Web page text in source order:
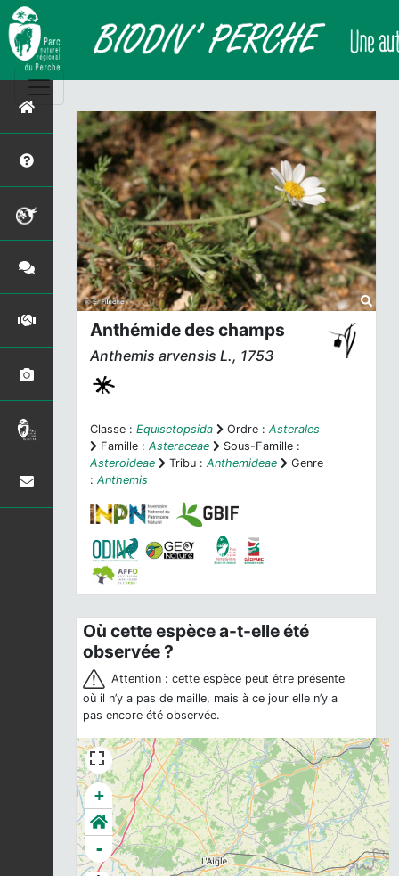
Anthémide des champs
Anthemis arvensis L., 1753
Classe : Equisetopsida Ordre : Asterales
Famille : Asteraceae
Sous-Famille :
Asteroideae
Tribu : Anthemideae
Genre
: Anthemis
Où cette espèce a-t-elle été
observée ?
Attention : cette espèce peut être présente
où il n’y a pas de maille, mais à ce jour elle n’y a
pas encore été observée.
+
-